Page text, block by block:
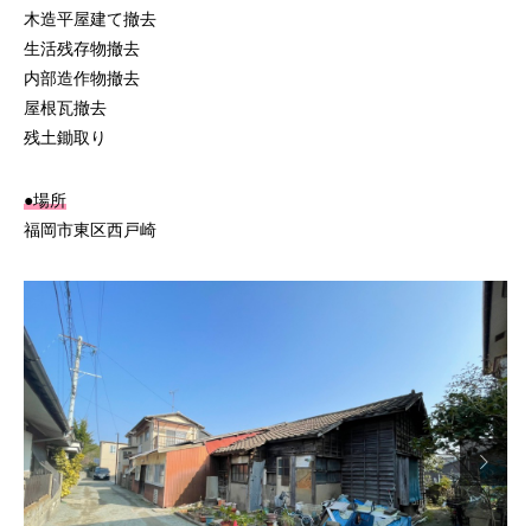
木造平屋建て撤去
生活残存物撤去
内部造作物撤去
屋根瓦撤去
残土鋤取り
●場所
福岡市東区西戸崎
